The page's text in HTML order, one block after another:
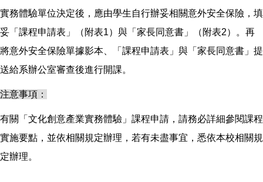
實務體驗單位決定後，應由學生自行辦妥相關意外安全保險，填
妥「課程申請表」（附表1）與「家長同意書」（附表2）。再
將意外安全保險單據影本、「課程申請表」與「家長同意書」提
送給系辦公室審查後進行開課。
注意事項：
有關「文化創意產業實務體驗」課程申請，請務必詳細參閱課程
實施要點，並依相關規定辦理，若有未盡事宜，悉依本校相關規
定辦理。